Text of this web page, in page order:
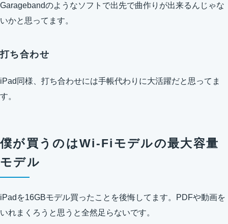
Garagebandのようなソフトで出先で曲作りが出来るんじゃな
いかと思ってます。
打ち合わせ
iPad同様、打ち合わせには手帳代わりに大活躍だと思ってま
す。
僕が買うのはWi-Fiモデルの最大容量
モデル
iPadを16GBモデル買ったことを後悔してます。PDFや動画を
いれまくろうと思うと全然足らないです。